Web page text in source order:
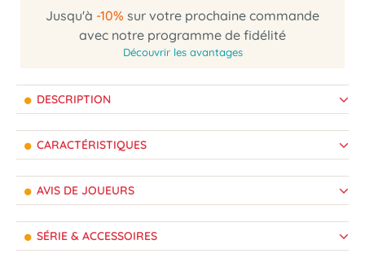
Jusqu'à -10% sur votre prochaine commande
avec notre programme de fidélité
Découvrir les avantages
DESCRIPTION
CARACTÉRISTIQUES
AVIS DE JOUEURS
SÉRIE & ACCESSOIRES